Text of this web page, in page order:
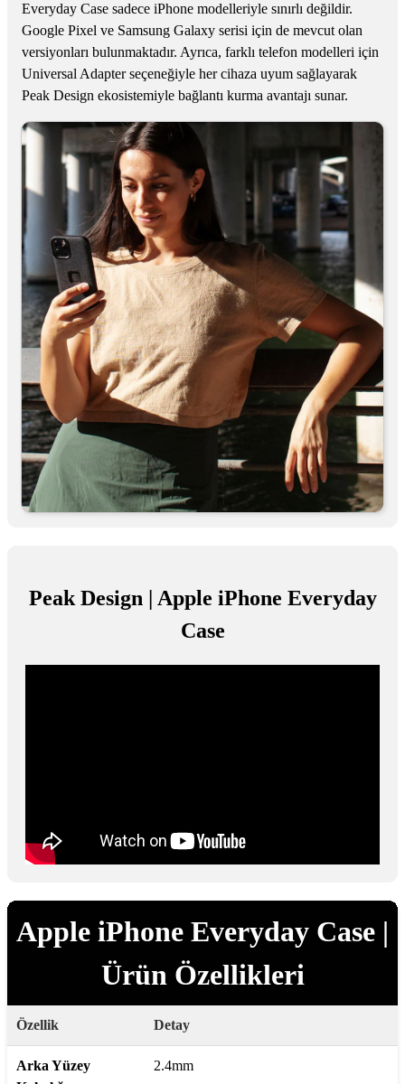
Everyday Case sadece iPhone modelleriyle sınırlı değildir.
Google Pixel ve Samsung Galaxy serisi için de mevcut olan
versiyonları bulunmaktadır. Ayrıca, farklı telefon modelleri için
Universal Adapter seçeneğiyle her cihaza uyum sağlayarak
Peak Design ekosistemiyle bağlantı kurma avantajı sunar.
Peak Design | Apple iPhone Everyday
Case
Apple iPhone Everyday Case |
Ürün Özellikleri
Özellik Detay
Arka Yüzey
2.4mm